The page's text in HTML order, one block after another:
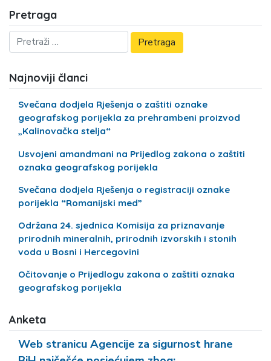
Pretraga
Najnoviji članci
Svečana dodjela Rješenja o zaštiti oznake
geografskog porijekla za prehrambeni proizvod
„Kalinovačka stelja“
Usvojeni amandmani na Prijedlog zakona o zaštiti
oznaka geografskog porijekla
Svečana dodjela Rješenja o registraciji oznake
porijekla “Romanijski med”
Održana 24. sjednica Komisija za priznavanje
prirodnih mineralnih, prirodnih izvorskih i stonih
voda u Bosni i Hercegovini
Očitovanje o Prijedlogu zakona o zaštiti oznaka
geografskog porijekla
Anketa
Web stranicu Agencije za sigurnost hrane